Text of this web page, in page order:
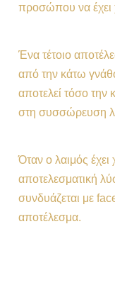
προσώπου να έχει
Ένα τέτοιο
από την κάτω
αποτελεί τόσο την
στη συσσώρευση
Όταν ο λαιμός έχει
αποτελεσματική
συνδυάζεται με
αποτέλεσμα.